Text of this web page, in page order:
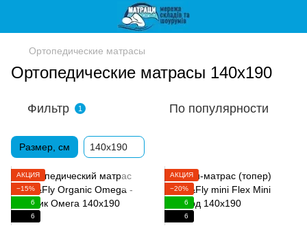
Ортопедические матрасы
Ортопедические матрасы 140х190
Фильтр 1 По популярности
Размер, см 140x190
АКЦИЯ
−15%
6
6
АКЦИЯ
−20%
6
6